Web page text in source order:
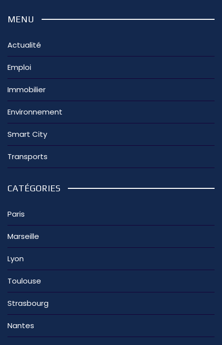
MENU
Actualité
Emploi
Immobilier
Environnement
Smart City
Transports
CATÉGORIES
Paris
Marseille
Lyon
Toulouse
Strasbourg
Nantes